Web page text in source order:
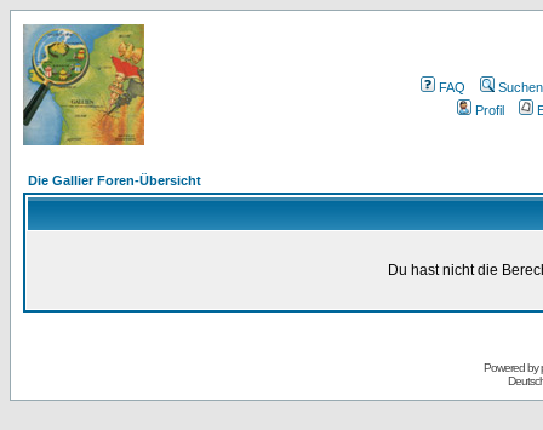
FAQ
Suchen
Profil
Die Gallier Foren-Übersicht
Du hast nicht die
Powered by